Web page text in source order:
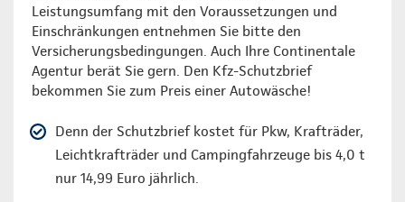
Leistungsumfang mit den Voraussetzungen und
Einschränkungen entnehmen Sie bitte den
Versicherungsbedingungen. Auch Ihre Continentale
Agentur berät Sie gern. Den Kfz-Schutzbrief
bekommen Sie zum Preis einer Autowäsche!
Denn der Schutzbrief kostet für Pkw, Krafträder,
Leichtkrafträder und Campingfahrzeuge bis 4,0 t
nur 14,99 Euro jährlich.